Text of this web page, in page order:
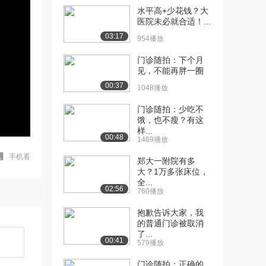
手机看
03:17
水平高+少花钱？大
医院未必就合适！...
954播放
00:37
门诊随拍：下个月
见，不能再胖一圈
1048播放
00:48
门诊随拍：少吃不
饿，也不瘦？有这
样...
1469播放
02:56
郑大一附院有多
大？1万多张床位，
全...
760播放
00:41
抱歉告诉大家，我
的普通门诊被取消
了...
579播放